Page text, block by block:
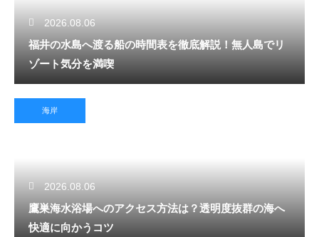
2026.08.06
福井の水島へ渡る船の時間表を徹底解説！無人島でリ
ゾート気分を満喫
海岸
2026.08.06
鷹巣海水浴場へのアクセス方法は？透明度抜群の海へ
快適に向かうコツ